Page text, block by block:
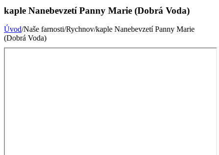
kaple Nanebevzetí Panny Marie (Dobrá Voda)
Úvod/Naše farnosti/Rychnov/kaple Nanebevzetí Panny Marie
(Dobrá Voda)